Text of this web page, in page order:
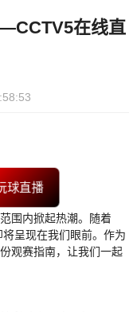
在线直
球直播
围内掀起热潮。随着
呈现在我们眼前。作为
观赛指南，让我们一起